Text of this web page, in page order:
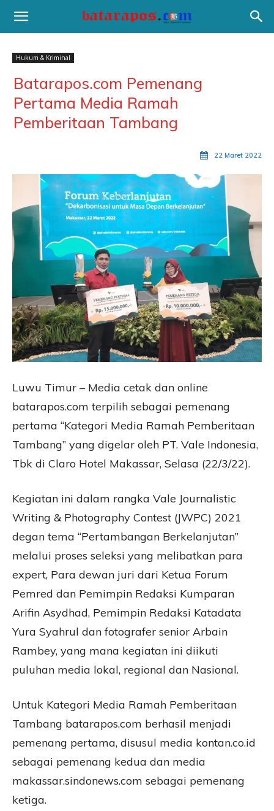
Hukum & Kriminal
Batarapos.com Pemenang
Pertama Media Ramah
Pemberitaan Tambang
22 Maret 2022
Luwu Timur – Media cetak dan online
batarapos.com terpilih sebagai pemenang
pertama “Kategori Media Ramah Pemberitaan
Tambang” yang digelar oleh PT. Vale Indonesia,
Tbk di Claro Hotel Makassar, Selasa (22/3/22).
Kegiatan ini dalam rangka Vale Journalistic
Writing & Photography Contest (JWPC) 2021
degan tema “Pertambangan Berkelanjutan”
melalui proses seleksi yang melibatkan para
expert, Para dewan juri dari Ketua Forum
Pemred dan Pemimpin Redaksi Kumparan
Arifin Asydhad, Pemimpin Redaksi Katadata
Yura Syahrul dan fotografer senior Arbain
Rambey, yang mana kegiatan ini diikuti
puluhan media lokal, regional dan Nasional.
Untuk Kategori Media Ramah Pemberitaan
Tambang batarapos.com berhasil menjadi
pemenang pertama, disusul media kontan.co.id
sebagai pemenang kedua dan media
makassar.sindonews.com sebagai pemenang
ketiga.